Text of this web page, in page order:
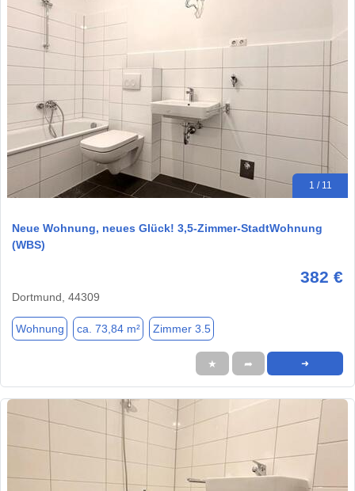
1 / 11
Neue Wohnung, neues Glück! 3,5-Zimmer-StadtWohnung
(WBS)
382 €
Dortmund, 44309
Wohnung ca. 73,84 m² Zimmer 3.5
★ ➦ ➜